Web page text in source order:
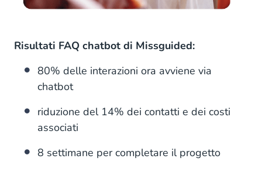
Risultati FAQ chatbot di Missguided:
80% delle interazioni ora avviene via
chatbot
riduzione del 14% dei contatti e dei costi
associati
8 settimane per completare il progetto